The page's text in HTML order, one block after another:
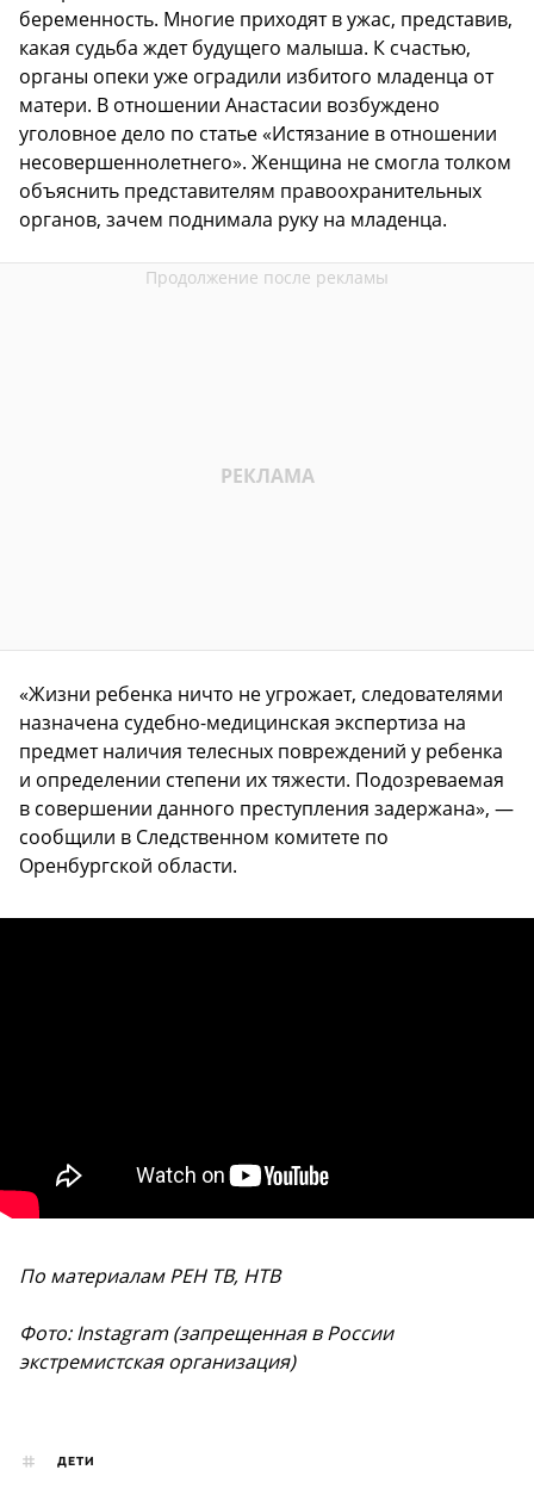
беременность. Многие приходят в ужас, представив,
какая судьба ждет будущего малыша. К счастью,
органы опеки уже оградили избитого младенца от
матери. В отношении Анастасии возбуждено
уголовное дело по статье «Истязание в отношении
несовершеннолетнего». Женщина не смогла толком
объяснить представителям правоохранительных
органов, зачем поднимала руку на младенца.
«Жизни ребенка ничто не угрожает, следователями
назначена судебно-медицинская экспертиза на
предмет наличия телесных повреждений у ребенка
и определении степени их тяжести. Подозреваемая
в совершении данного преступления задержана», —
сообщили в Следственном комитете по
Оренбургской области.
По материалам РЕН ТВ, НТВ
Фото: Instagram (запрещенная в России
экстремистская организация)
ДЕТИ